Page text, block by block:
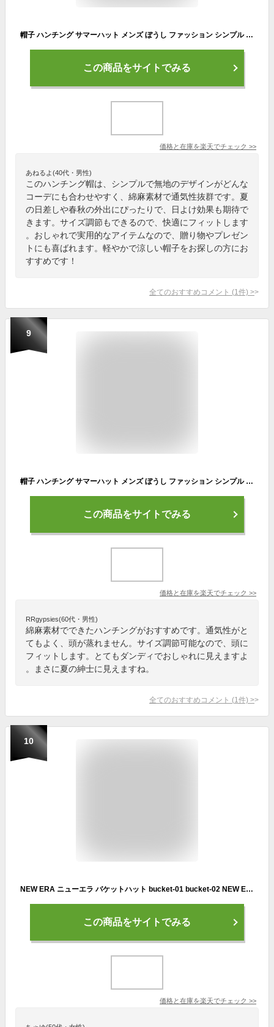
帽子 ハンチング サマーハット メンズ ぼうし ファッション シンプル 無地 綿麻 通気性抜群 日よけ帽子 サイズ調節可 春 夏 秋 贈り物 ギフト プレゼント 送料無料
この商品をサイトでみる
価格と在庫を楽天でチェック >>
あねるよ(40代・男性)
このハンチング帽は、シンプルで無地のデザインがどんな
コーデにも合わせやすく、綿麻素材で通気性抜群です。夏
の日差しや春秋の外出にぴったりで、日よけ効果も期待で
きます。サイズ調節もできるので、快適にフィットします
。おしゃれで実用的なアイテムなので、贈り物やプレゼン
トにも喜ばれます。軽やかで涼しい帽子をお探しの方にお
すすめです！
全てのおすすめコメント (1 件) >
9
帽子 ハンチング サマーハット メンズ ぼうし ファッション シンプル 無地 綿麻 通気性抜群 日よけ帽子 サイズ調節可 春 夏 秋 贈り物 ギフト プレゼント 送料無料
この商品をサイトでみる
価格と在庫を楽天でチェック >>
RRgypsies(60代・男性)
綿麻素材でできたハンチングがおすすめです。通気性がと
てもよく、頭が蒸れません。サイズ調節可能なので、頭に
フィットします。とてもダンディでおしゃれに見えますよ
。まさに夏の紳士に見えますね。
全てのおすすめコメント (1 件) >
10
NEW ERA ニューエラ バケットハット bucket-01 bucket-02 NEW ERA HAT バケハ メンズ レディース 帽子 おしゃれ かっこいい かわいい シンプル ブランド ベーシック 春 夏 秋 冬 オールシーズン レジャー 145248 146677
この商品をサイトでみる
価格と在庫を楽天でチェック >>